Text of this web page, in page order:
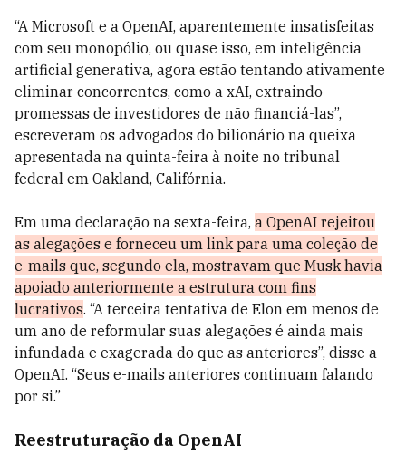
“A Microsoft e a OpenAI, aparentemente insatisfeitas
com seu monopólio, ou quase isso, em inteligência
artificial generativa, agora estão tentando ativamente
eliminar concorrentes, como a xAI, extraindo
promessas de investidores de não financiá-las”,
escreveram os advogados do bilionário na queixa
apresentada na quinta-feira à noite no tribunal
federal em Oakland, Califórnia.
Em uma declaração na sexta-feira, a OpenAI rejeitou
as alegações e forneceu um link para uma coleção de
e-mails que, segundo ela, mostravam que Musk havia
apoiado anteriormente a estrutura com fins
lucrativos. “A terceira tentativa de Elon em menos de
um ano de reformular suas alegações é ainda mais
infundada e exagerada do que as anteriores”, disse a
OpenAI. “Seus e-mails anteriores continuam falando
por si.”
Reestruturação da OpenAI